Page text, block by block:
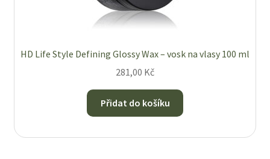
HD Life Style Defining Glossy Wax – vosk na vlasy 100 ml
281,00 Kč
Přidat do košíku